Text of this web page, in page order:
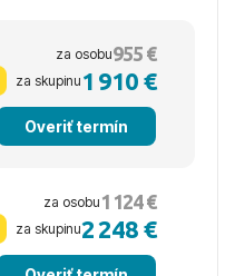
za osobu955 €
za skupinu 1 910 €
Overiť termín
za osobu 1 124 €
za skupinu2 248 €